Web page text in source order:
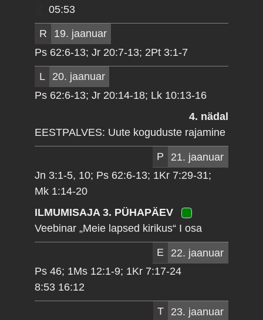
05:53
R
19. jaanuar
Ps 62:6-13; Jr 20:7-13; 2Pt 3:1-7
L
20. jaanuar
Ps 62:6-13; Jr 20:14-18; Lk 10:13-16
4. nädal
EESTPALVES: Uute koguduste rajamine
P
21. jaanuar
Jn 3:1-5, 10; Ps 62:6-13; 1Kr 7:29-31;
Mk 1:14-20
ILMUMISAJA 3. PÜHAPÄEV
Veebinar „Meie lapsed kirikus“ I osa
E
22. jaanuar
Ps 46; 1Ms 12:1-9; 1Kr 7:17-24
8:53 16:12
T
23. jaanuar